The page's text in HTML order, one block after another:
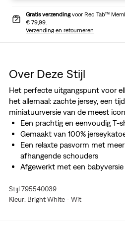
Gratis verzendingvoor Red Tab™
€ 79,99.
Verzending en retourneren
Over Deze Stijl
Het perfecte uitgangspunt voor
het allemaal: zachte jersey, een
miniatuurversie van de meest
Een prachtig en eenvoudig T-
Gemaakt van 100%
Een relaxte pasvorm met
afhangende schouders
Afgewerkt met een
Stijl 795540039
Kleur: Bright White - Wit